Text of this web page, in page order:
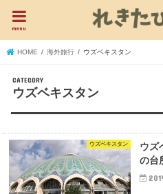
menu
HOME 海外旅行 ウズベキスタン
ウズベキスタン
ウズベキスタン
ウズ
の台